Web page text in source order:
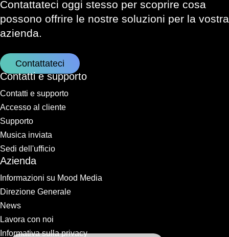
Contattateci oggi stesso per scoprire cosa
possono offrire le nostre soluzioni per la vostra
azienda.
Contattateci
Contatti e supporto
Contatti e supporto
Accesso al cliente
Supporto
Musica inviata
Sedi dell'ufficio
Azienda
Informazioni su Mood Media
Direzione Generale
News
Lavora con noi
Informativa sulla privacy